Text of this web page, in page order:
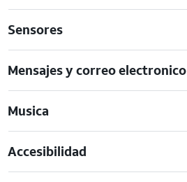
Sensores
Mensajes y correo electronico
Musica
Accesibilidad